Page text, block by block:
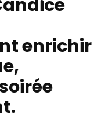
enrichir